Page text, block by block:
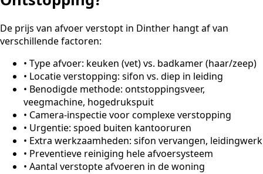
De prijs van afvoer verstopt in Dinther hangt af van
verschillende factoren:
• Type afvoer: keuken (vet) vs. badkamer (haar/zeep)
• Locatie verstopping: sifon vs. diep in leiding
• Benodigde methode: ontstoppingsveer,
veegmachine, hogedrukspuit
• Camera-inspectie voor complexe verstopping
• Urgentie: spoed buiten kantooruren
• Extra werkzaamheden: sifon vervangen, leidingwerk
• Preventieve reiniging hele afvoersysteem
• Aantal verstopte afvoeren in de woning